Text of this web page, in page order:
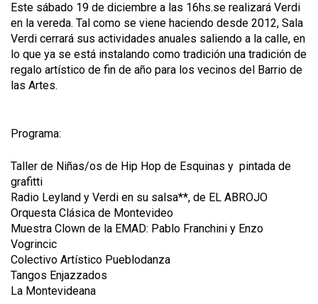
Este sábado 19 de diciembre a las 16hs.se realizará Verdi
en la vereda. Tal como se viene haciendo desde 2012, Sala
Verdi cerrará sus actividades anuales saliendo a la calle, en
lo que ya se está instalando como tradición una tradición de
regalo artístico de fin de año para los vecinos del Barrio de
las Artes.
Programa:
Taller de Niñas/os de Hip Hop de Esquinas y pintada de
grafitti
Radio Leyland y Verdi en su salsa**, de EL ABROJO
Orquesta Clásica de Montevideo
Muestra Clown de la EMAD: Pablo Franchini y Enzo
Vogrincic
Colectivo Artístico Pueblodanza
Tangos Enjazzados
La Montevideana